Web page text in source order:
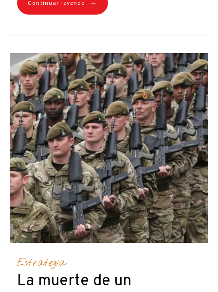
Continuar leyendo →
Estrategia
La muerte de un